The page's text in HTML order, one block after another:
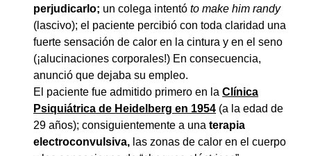
perjudicarlo; un colega intentóto make him randy
(lascivo); el paciente percibió con toda claridad una
fuerte sensación de calor en la cintura y en el seno
(¡alucinaciones corporales!) En consecuencia,
anunció que dejaba su empleo.
El paciente fue admitido primero en laClínica
Psiquiátrica de Heidelberg en 1954 (a la edad de
29 años); consiguientemente a unaterapia
electroconvulsiva, las zonas de calor en el cuerpo